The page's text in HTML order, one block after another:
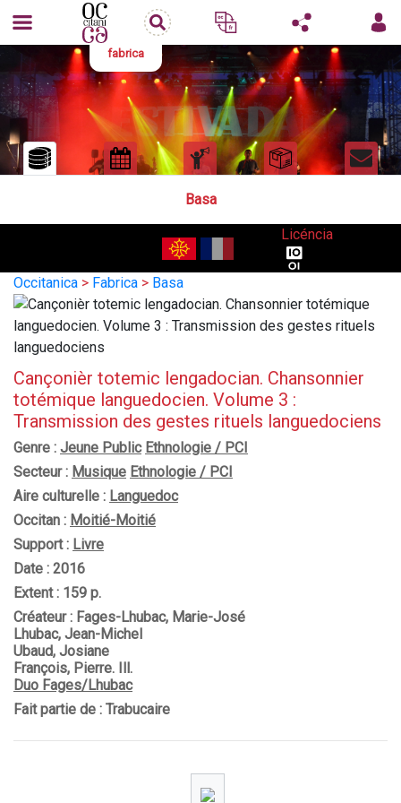
fabrica
Basa
Licéncia
Occitanica > Fabrica > Basa
Cançonièr totemic lengadocian. Chansonnier
totémique languedocien. Volume 3 :
Transmission des gestes rituels languedociens
Genre : Jeune Public Ethnologie / PCI
Secteur : Musique Ethnologie / PCI
Aire culturelle : Languedoc
Occitan : Moitié-Moitié
Support : Livre
Date : 2016
Extent : 159 p.
Créateur : Fages-Lhubac, Marie-José
Lhubac, Jean-Michel
Ubaud, Josiane
François, Pierre. Ill.
Duo Fages/Lhubac
Fait partie de : Trabucaire